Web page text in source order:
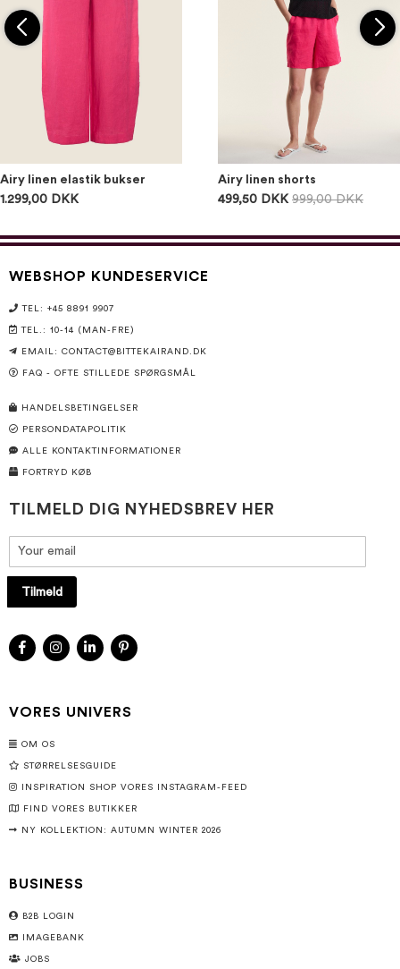
Airy linen elastik bukser
1.299,00 DKK
Airy linen shorts
499,50 DKK 999,00 DKK
WEBSHOP KUNDESERVICE
TEL: +45 8891 9907
TEL.: 10-14 (MAN-FRE)
EMAIL: CONTACT@BITTEKAIRAND.DK
FAQ - OFTE STILLEDE SPØRGSMÅL
HANDELSBETINGELSER
PERSONDATAPOLITIK
ALLE KONTAKTINFORMATIONER
FORTRYD KØB
TILMELD DIG NYHEDSBREV HER
Tilmeld
VORES UNIVERS
OM OS
STØRRELSESGUIDE
INSPIRATION SHOP VORES INSTAGRAM-FEED
FIND VORES BUTIKKER
NY KOLLEKTION: AUTUMN WINTER 2026
BUSINESS
B2B LOGIN
IMAGEBANK
JOBS